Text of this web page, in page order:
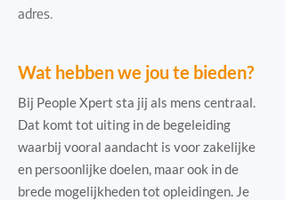
adres.
Wat hebben we jou te bieden?
Bij People Xpert sta jij als mens centraal.
Dat komt tot uiting in de begeleiding
waarbij vooral aandacht is voor zakelijke
en persoonlijke doelen, maar ook in de
brede mogelijkheden tot opleidingen. Je